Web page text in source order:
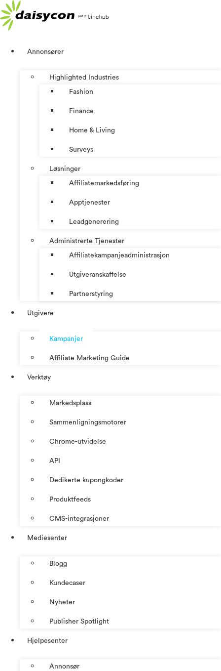
Skip
to
content
Annonsører
Highlighted Industries
Fashion
Finance
Home & Living
Surveys
Løsninger
Affiliatemarkedsføring
Apptjenester
Leadgenerering
Administrerte Tjenester
Affiliatekampanjeadministrasjon
Utgiveranskaffelse
Partnerstyring
Utgivere
Kampanjer
Affiliate Marketing Guide
Verktøy
Markedsplass
Sammenligningsmotorer
Chrome-utvidelse
API
Dedikerte kupongkoder
Produktfeeds
CMS-integrasjoner
Mediesenter
Blogg
Kundecaser
Nyheter
Publisher Spotlight
Hjelpesenter
Annonsør